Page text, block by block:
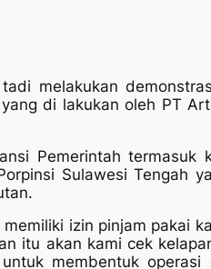
melakukan
di lakukan oleh PT
Pemerintah termasuk
Sulawesi Tengah
izin pinjam pakai
itu akan kami cek
membentuk